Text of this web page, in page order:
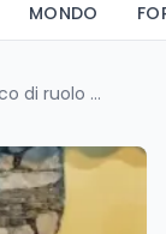
MONDO
LARP: cos'è il gioco di ruolo dal vivo, come funziona e come partecipare